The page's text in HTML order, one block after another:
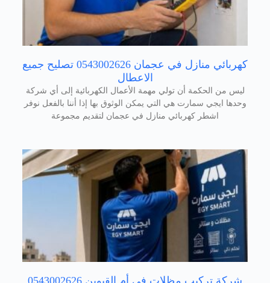
كهربائي منازل في عجمان 0543002626 تصليح جميع
الاعطال
ليس من الحكمة أن تولي مهمة الأعمال الكهربائية إلى أي شركة
وحدها ايجي سمارت هي التي يمكن الوثوق بها إذا أننا بالفعل نوفر
اشطر كهربائي منازل في عجمان لتقديم مجموعة